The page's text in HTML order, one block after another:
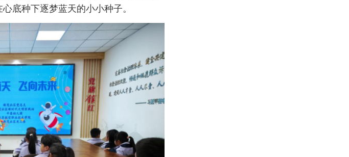
底种下逐梦蓝天的小小种子。